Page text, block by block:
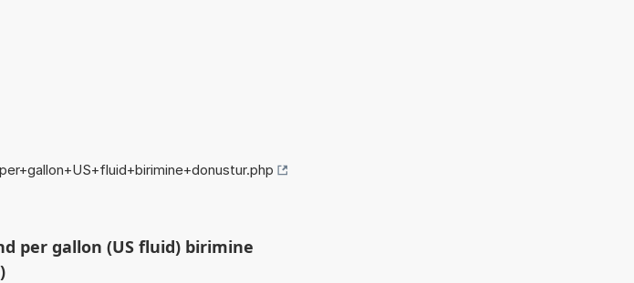
per gallon (US fluid) birimine